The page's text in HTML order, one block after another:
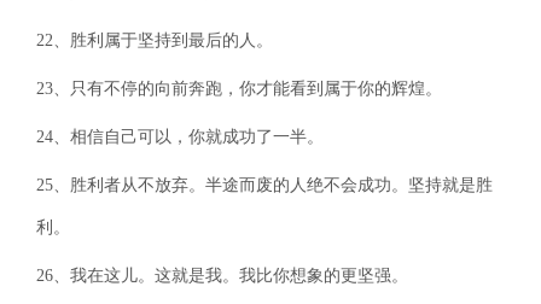
22、胜利属于坚持到最后的人。
23、只有不停的向前奔跑，你才能看到属于你的辉煌。
24、相信自己可以，你就成功了一半。
25、胜利者从不放弃。半途而废的人绝不会成功。坚持就是胜
利。
26、我在这儿。这就是我。我比你想象的更坚强。